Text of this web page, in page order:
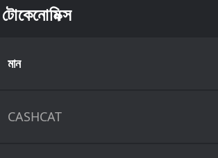
মান
CASHCAT